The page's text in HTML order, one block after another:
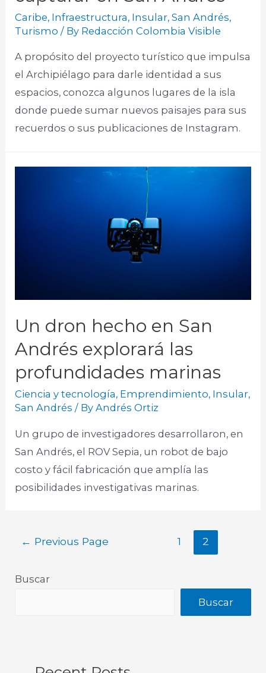
Caribe, Infraestructura, Insular,San Andrés,
Turismo / By Redacción Colombia Visible
A propósito del proyecto turístico que impulsa
el Archipiélago para darle identidad a sus
espacios, conozca algunos lugares de la isla
donde puede sumar nuevos paisajes para sus
recuerdos o sus publicaciones de Instagram.
Un dron hecho en San
Andrés explorará las
profundidades marinas
Ciencia y tecnología, Emprendimiento, Insular,
San Andrés / ByAndrés Ortiz
Un grupo de investigadores desarrollaron, en
San Andrés, el ROV Sepia, un robot de bajo
costo y fácil fabricación que amplía las
posibilidades investigativas marinas.
← Previous Page 1 2
Buscar
Buscar